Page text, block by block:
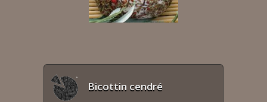
Bicottin cendré